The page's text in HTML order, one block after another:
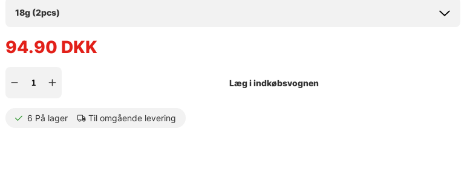
18g (2pcs)
94.90 DKK
Læg i indkøbsvognen
6 På lager Til omgående levering